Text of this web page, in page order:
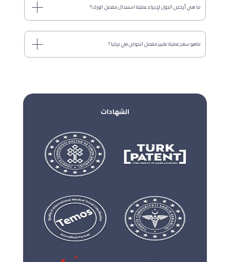
ما هي أرخص الدول لإجراء عملية استبدال مفصل الورك؟
ماهو سعر عملية تغيير مفصل الحوض في تركيا؟
الشهادات